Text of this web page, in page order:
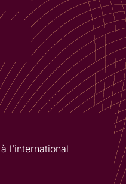
l’international